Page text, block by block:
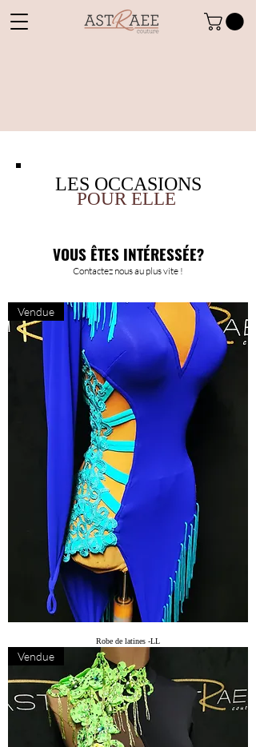
LES OCCASIONS
POUR ELLE
VOUS ÊTES INTÉRESSÉE?
Contactez nous au plus vite !
Vendue
Robe de latines -LL
Vendue